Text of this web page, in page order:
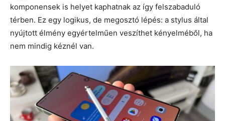
komponensek is helyet kaphatnak az így felszabaduló
térben. Ez egy logikus, de megosztó lépés: a stylus által
nyújtott élmény egyértelműen veszíthet kényelméből, ha
nem mindig kéznél van.